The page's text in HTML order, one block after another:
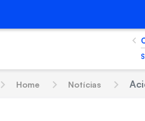
Home Notícias